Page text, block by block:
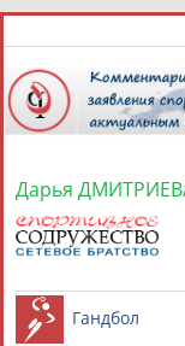
СПОРТСМЕНЫ,
Дарья